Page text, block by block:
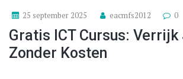
25 september 2025 eacmfs2012 0
Gratis ICT Cursus: Verrijk
Zonder Kosten